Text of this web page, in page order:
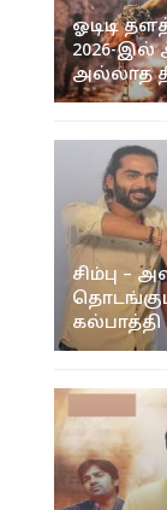
ஓடிடி
2026-இல்
அல்லாத
சிம்பு –